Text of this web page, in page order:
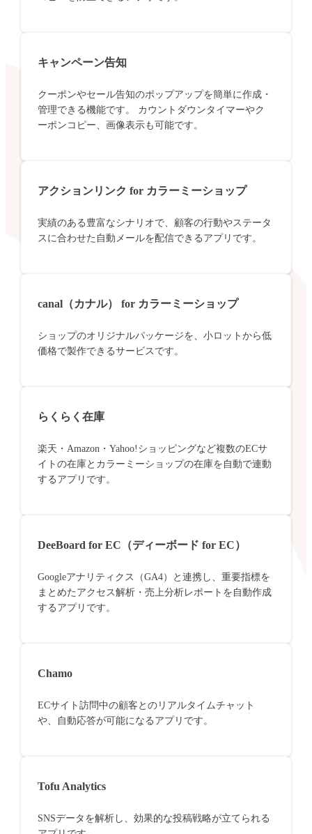
キャンペーン告知
クーポンやセール告知のポップアップを簡単に作成・
管理できる機能です。 カウントダウンタイマーやク
ーポンコピー、画像表示も可能です。
アクションリンク for カラーミーショップ
実績のある豊富なシナリオで、顧客の行動やステータ
スに合わせた自動メールを配信できるアプリです。
canal（カナル） for カラーミーショップ
ショップのオリジナルパッケージを、小ロットから低
価格で製作できるサービスです。
らくらく在庫
楽天・Amazon・Yahoo!ショッピングなど複数のECサ
イトの在庫とカラーミーショップの在庫を自動で連動
するアプリです。
DeeBoard for EC（ディーボード for EC）
Googleアナリティクス（GA4）と連携し、重要指標を
まとめたアクセス解析・売上分析レポートを自動作成
するアプリです。
Chamo
ECサイト訪問中の顧客とのリアルタイムチャット
や、自動応答が可能になるアプリです。
Tofu Analytics
SNSデータを解析し、効果的な投稿戦略が立てられる